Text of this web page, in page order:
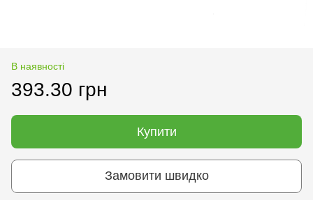
В наявності
393.30 грн
Купити
Замовити швидко